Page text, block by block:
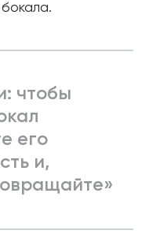
чтобы
его
и,